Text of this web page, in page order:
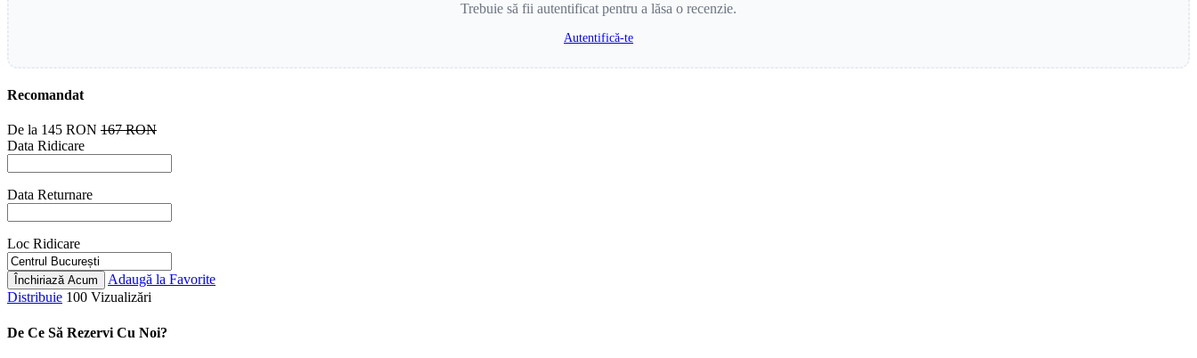
Trebuie să fii autentificat pentru a lăsa o recenzie.
Autentifică-te
Recomandat
De la 145 RON 167 RON
Data Ridicare
Data Returnare
Loc Ridicare
Închiriază Acum
Adaugă la Favorite
Distribuie 100 Vizualizări
De Ce Să Rezervi Cu Noi?